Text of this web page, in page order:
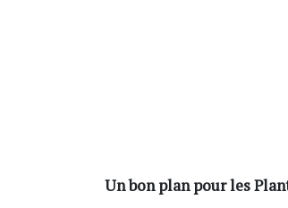
Un bon plan pour les